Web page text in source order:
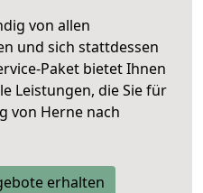
von allen
und sich stattdessen
Paket bietet Ihnen
Leistungen, die Sie für
von Herne nach
erhalten